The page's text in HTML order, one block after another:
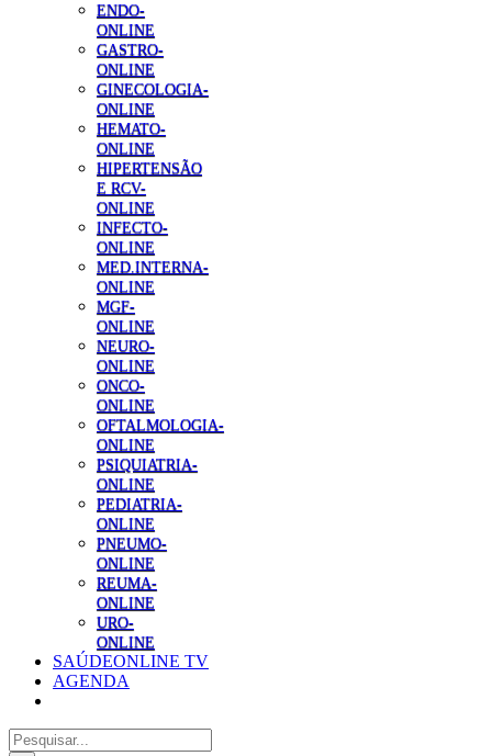
ENDO-
ONLINE
GASTRO-
ONLINE
GINECOLOGIA-
ONLINE
HEMATO-
ONLINE
HIPERTENSÃO
E RCV-
ONLINE
INFECTO-
ONLINE
MED.INTERNA-
ONLINE
MGF-
ONLINE
NEURO-
ONLINE
ONCO-
ONLINE
OFTALMOLOGIA-
ONLINE
PSIQUIATRIA-
ONLINE
PEDIATRIA-
ONLINE
PNEUMO-
ONLINE
REUMA-
ONLINE
URO-
ONLINE
SAÚDEONLINE TV
AGENDA
Pesquisar